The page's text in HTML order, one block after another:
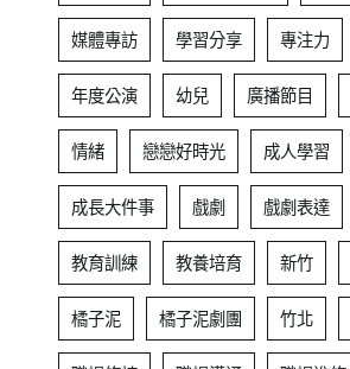
媒體專訪 學習分享 專注力
年度公演 幼兒 廣播節目
情緒 戀戀好時光 成人學習
成長大件事 戲劇 戲劇表達
教育訓練 教養培育 新竹
橘子泥 橘子泥劇團 竹北